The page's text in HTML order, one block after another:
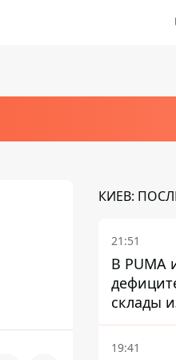
КИЕВ:
21:51
В PUMA
склады
19:41